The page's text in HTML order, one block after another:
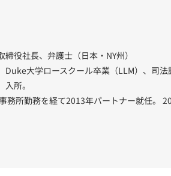
役社長、弁護士（日本・NY州）
Duke大学ロースクール卒業（LLM）、司
所。
務所勤務を経て2013年パートナー就任。